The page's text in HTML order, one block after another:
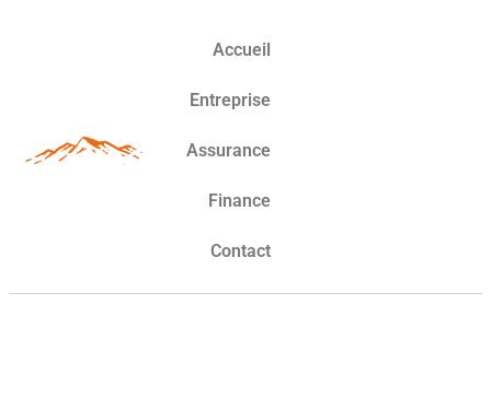
Accueil
Entreprise
Assurance
Finance
Contact